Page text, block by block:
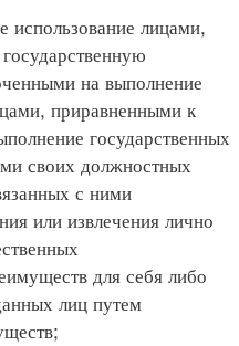
лицами,
на выполнение
приравненными к
государственных
своих должностных
с ними
или извлечения лично
для себя либо
лиц путем